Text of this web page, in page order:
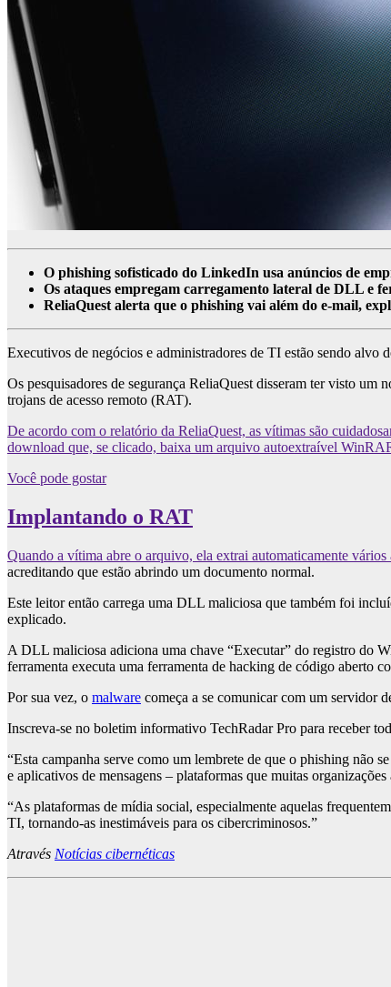
O phishing sofisticado do LinkedIn usa anúncios de
Os ataques empregam carregamento lateral de DLL e
ReliaQuest alerta que o phishing vai além do e-mail,
Executivos de negócios e administradores de TI estão sendo alvo
Os pesquisadores de segurança ReliaQuest disseram ter visto um
trojans de acesso remoto (RAT).
De acordo com o relatório da ReliaQuest, as vítimas são
download que, se clicado, baixa um arquivo autoextraível
Você pode gostar
Implantando o RAT
Quando a vítima abre o arquivo, ela extrai automaticamente
acreditando que estão abrindo um documento normal.
Este leitor então carrega uma DLL maliciosa que também foi
explicado.
A DLL maliciosa adiciona uma chave “Executar” do registro do
ferramenta executa uma ferramenta de hacking de código aberto
Por sua vez, o malware começa a se comunicar com um servidor
Inscreva-se no boletim informativo TechRadar Pro para receber
“Esta campanha serve como um lembrete de que o phishing não
e aplicativos de mensagens – plataformas que muitas
“As plataformas de mídia social, especialmente aquelas
TI, tornando-as inestimáveis ​​para os cibercriminosos.”
Através Notícias cibernéticas